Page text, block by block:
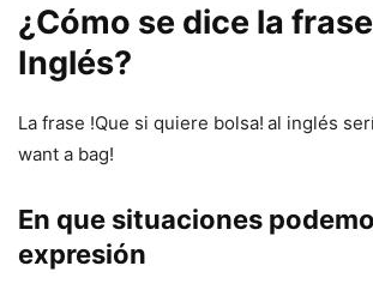
¿Cómo se dice la
Inglés?
La frase !Que si quiere bolsa! al inglés
want a bag!
En que situaciones
expresión